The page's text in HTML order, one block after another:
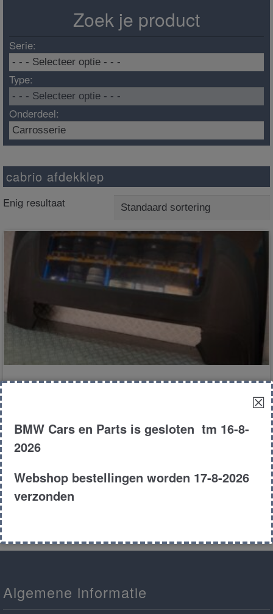
Zoek je product
Serie:
Type:
Onderdeel:
cabrio afdekklep
Enig resultaat
€175.00
Product # 168298
Algemene informatie
☒
BMW Cars en Parts is gesloten tm 16-8-
2026
Webshop bestellingen worden 17-8-2026
verzonden